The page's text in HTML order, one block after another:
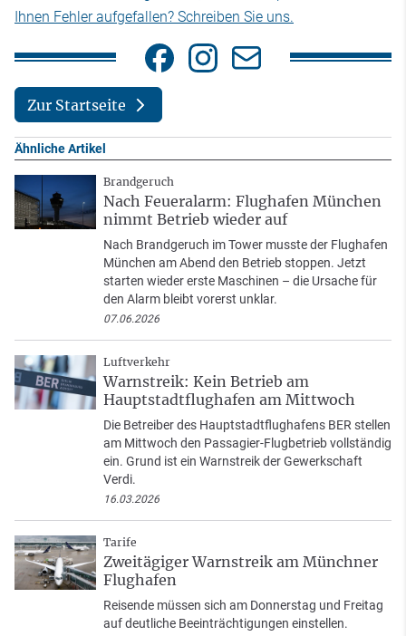
Ihnen Fehler aufgefallen? Schreiben Sie uns.
Zur Startseite
Ähnliche Artikel
Brandgeruch
Nach Feueralarm: Flughafen München
nimmt Betrieb wieder auf
Nach Brandgeruch im Tower musste der Flughafen
München am Abend den Betrieb stoppen. Jetzt
starten wieder erste Maschinen – die Ursache für
den Alarm bleibt vorerst unklar.
07.06.2026
Luftverkehr
Warnstreik: Kein Betrieb am
Hauptstadtflughafen am Mittwoch
Die Betreiber des Hauptstadtflughafens BER stellen
am Mittwoch den Passagier-Flugbetrieb vollständig
ein. Grund ist ein Warnstreik der Gewerkschaft
Verdi.
16.03.2026
Tarife
Zweitägiger Warnstreik am Münchner
Flughafen
Reisende müssen sich am Donnerstag und Freitag
auf deutliche Beeinträchtigungen einstellen.